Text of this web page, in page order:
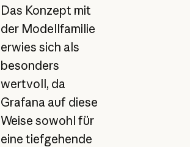
Das Konzept mit
der Modellfamilie
erwies sich als
besonders
wertvoll, da
Grafana auf diese
Weise sowohl für
eine tiefgehende